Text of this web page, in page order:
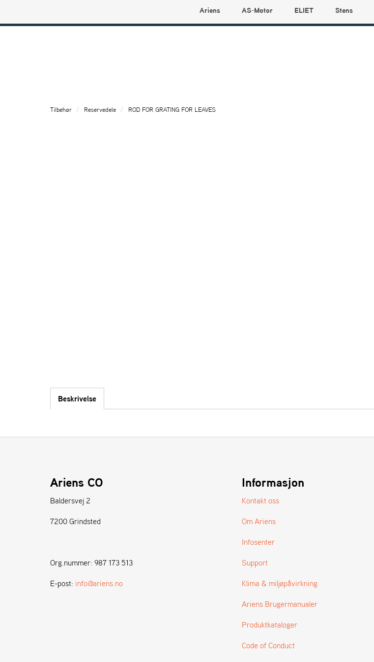
Ariens AS-Motor ELIET Stens
Tilbehør Reservedele ROD FOR GRATING FOR LEAVES
Beskrivelse
Ariens CO
Baldersvej 2
7200 Grindsted
Org.nummer: 987 173 513
E-post: info@ariens.no
Informasjon
Kontakt oss
Om Ariens
Infosenter
Support
Klima & miljøpåvirkning
Ariens Brugermanualer
Produktkataloger
Code of Conduct